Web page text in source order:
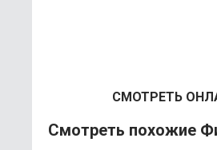
СМОТРEТЬ
Смотреть похожие